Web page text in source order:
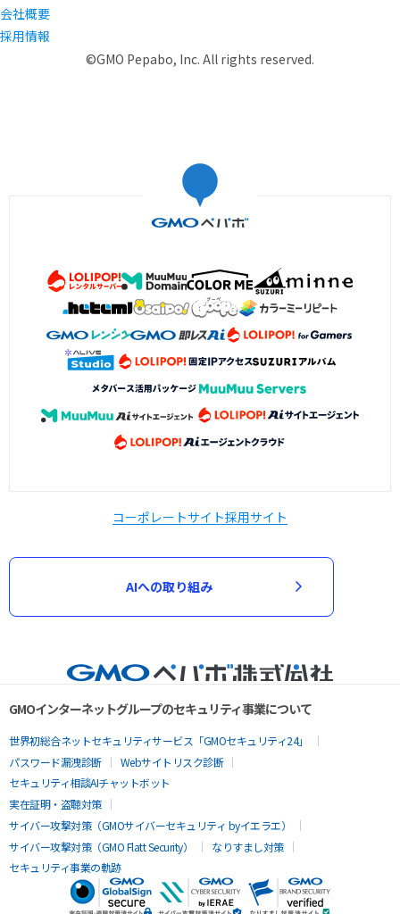
会社概要
採用情報
©GMO Pepabo, Inc. All rights reserved.
コーポレートサイト採用サイト
AIへの取り組み
GMOインターネットグループのセキュリティ事業について
世界初総合ネットセキュリティサービス「GMOセキュリティ24」
パスワード漏洩診断
Webサイトリスク診断
セキュリティ相談AIチャットボット
実在証明・盗聴対策
サイバー攻撃対策（GMOサイバーセキュリティ byイエラエ）
サイバー攻撃対策（GMO Flatt Security）
なりすまし対策
セキュリティ事業の軌跡